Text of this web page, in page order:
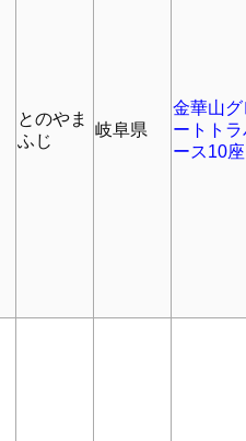
とのやま
ふじ
岐阜県
金華山グ
ートトラ
ース10座